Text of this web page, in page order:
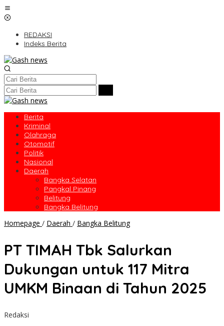
Lewati
ke
REDAKSI
Indeks Berita
Berita
Kriminal
Olahraga
Otomotif
Politik
Nasional
Daerah
Bangka Selatan
Pangkal Pinang
Belitung
Bangka Belitung
Homepage / Daerah / Bangka BelitungPT
Salurkan
untuk
Mitra
PT TIMAH Tbk Salurkan
Dukungan untuk 117 Mitra
UMKM Binaan di Tahun 2025
Redaksi